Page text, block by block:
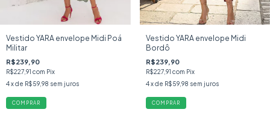
Vestido YARA envelope Midi Poá
Militar
R$239,90
R$227,91 com Pix
4x de R$59,98 sem juros
COMPRAR
Vestido YARA envelope Midi
Bordô
R$239,90
R$227,91 com Pix
4 x de R$59,98 sem juros
COMPRAR